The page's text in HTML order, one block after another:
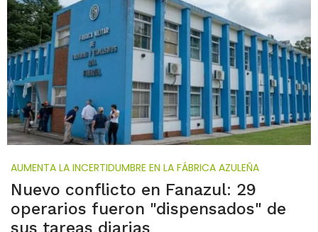
AUMENTA LA INCERTIDUMBRE EN LA FÁBRICA AZULEÑA
Nuevo conflicto en Fanazul: 29
operarios fueron "dispensados" de